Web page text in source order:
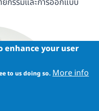
enhance your user
to us doing so. More info